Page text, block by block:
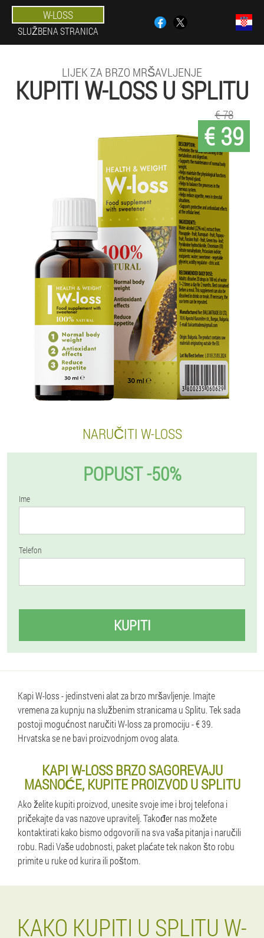
W-LOSS
SLUŽBENA STRANICA
LIJEK ZA BRZO MRŠAVLJENJE
KUPITI W-LOSS U SPLITU
€ 39
€ 78
NARUČITI W-LOSS
POPUST -50%
Ime
Telefon
KUPITI
Kapi W-loss - jedinstveni alat za brzo mršavljenje. Imajte
vremena za kupnju na službenim stranicama u Splitu. Tek sada
postoji mogućnost naručiti W-loss za promociju - € 39.
Hrvatska se ne bavi proizvodnjom ovog alata.
KAPI W-LOSS BRZO SAGOREVAJU
MASNOĆE, KUPITE PROIZVOD U SPLITU
Ako želite kupiti proizvod, unesite svoje ime i broj telefona i
pričekajte da vas nazove upravitelj. Također nas možete
kontaktirati kako bismo odgovorili na sva vaša pitanja i naručili
robu. Radi Vaše udobnosti, paket plaćate tek nakon što robu
primite u ruke od kurira ili poštom.
KAKO KUPITI U SPLITU W-